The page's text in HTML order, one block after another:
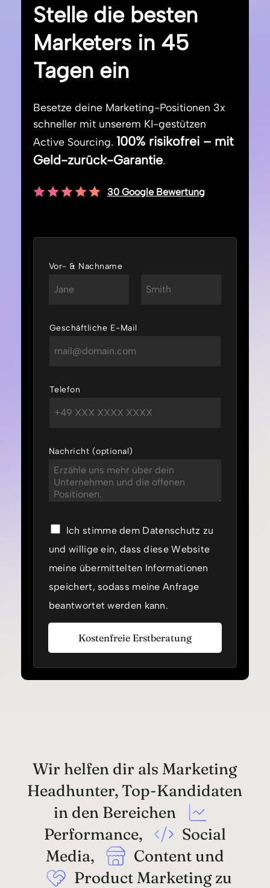
Stelle die besten
Marketers in 45
Tagen ein
Besetze deine Marketing-Positionen 3x
schneller mit unserem KI-gestützen
Active Sourcing. 100% risikofrei – mit
Geld-zurück-Garantie.
30 Google Bewertung
Vor- & Nachname
Geschäftliche E-Mail
Telefon
Nachricht (optional)
D
a
t
n
c
h
u
t
Ich stimme dem Datenschutz zu
und willige ein, dass diese Website
meine übermittelten Informationen
speichert, sodass meine Anfrage
beantwortet werden kann.
Kostenfreie Erstberatung
Wir helfen dir als Marketing
Headhunter, Top-Kandidaten
in den Bereichen
Performance,
Social
Media,
Content und
Product Marketing zu